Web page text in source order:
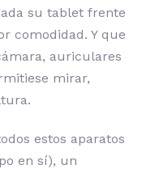
su tablet frente
comodidad. Y que
auriculares
mirar,
estos aparatos
en sí), un